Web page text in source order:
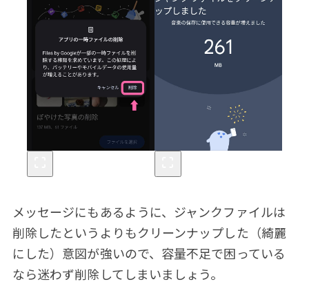
メッセージにもあるように、ジャンクファイルは
削除したというよりもクリーンナップした（綺麗
にした）意図が強いので、容量不足で困っている
なら迷わず削除してしまいましょう。